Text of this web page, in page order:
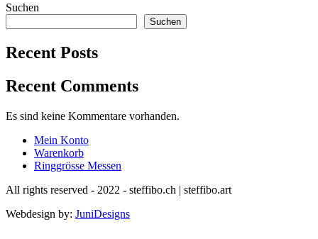
Suchen
Suchen
Recent Posts
Recent Comments
Es sind keine Kommentare vorhanden.
Mein Konto
Warenkorb
Ringgrösse Messen
All rights reserved - 2022 - steffibo.ch | steffibo.art
Webdesign by: JuniDesigns